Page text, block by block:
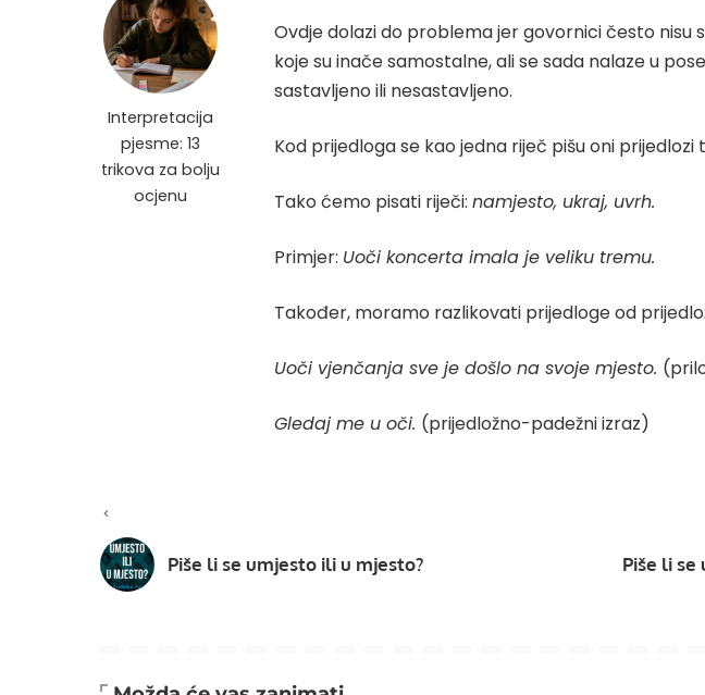
Interpretacija
pjesme: 13
trikova za bolju
ocjenu
Ovdje dolazi do problema jer govornici često nisu
koje su inače samostalne, ali se sada nalaze u
sastavljeno ili nesastavljeno.
Kod prijedloga se kao jedna riječ pišu oni
Tako ćemo pisati riječi: namjesto, ukraj, uvrh.
Primjer: Uoči koncerta imala je veliku tremu.
Također, moramo razlikovati prijedloge od
Uoči vjenčanja sve je došlo na svoje mjesto.
Gledaj me u oči. (prijedložno-padežni izraz)
Piše li se umjesto ili u mjesto? Piše li se